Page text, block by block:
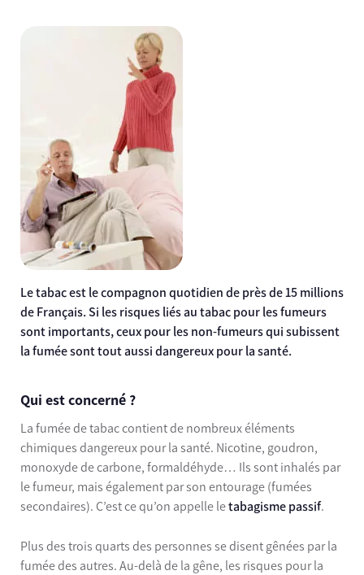
Le tabac est le compagnon quotidien de près de 15 millions
de Français. Si les risques liés au tabac pour les fumeurs
sont importants, ceux pour les non-fumeurs qui subissent
la fumée sont tout aussi dangereux pour la santé.
Qui est concerné ?
La fumée de tabac contient de nombreux éléments
chimiques dangereux pour la santé. Nicotine, goudron,
monoxyde de carbone, formaldéhyde… Ils sont inhalés par
le fumeur, mais également par son entourage (fumées
secondaires). C’est ce qu’on appelle letabagisme passif.
Plus des trois quarts des personnes se disent gênées par la
fumée des autres. Au-delà de la gêne, les risques pour la